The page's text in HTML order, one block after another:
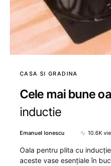
CASA SI GRADINA
Cele mai bune
inductie
Emanuel Ionescu 10.6K
Oala pentru plita cu
aceste vase esențiale în